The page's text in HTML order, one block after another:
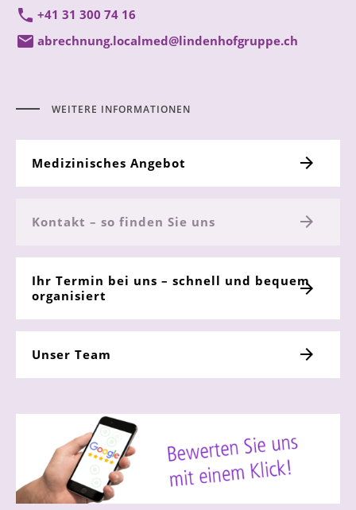
+41 31 300 74 16
abrechnung.localmed@lindenhofgruppe.ch
WEITERE INFORMATIONEN
Medizinisches Angebot
Kontakt – so finden Sie uns
Ihr Termin bei uns – schnell und bequem
organisiert
Unser Team